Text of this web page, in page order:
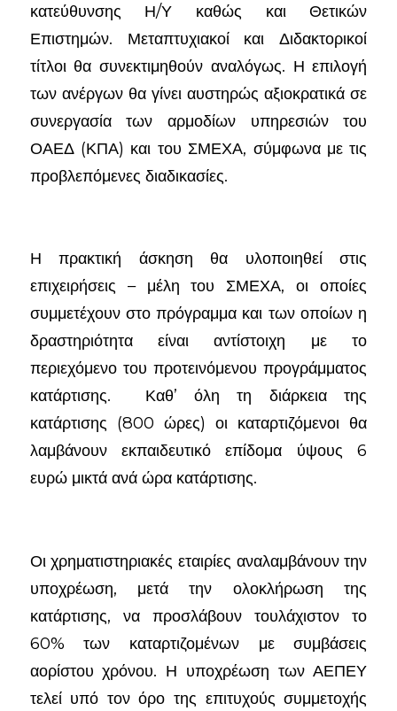
κατεύθυνσης Η/Υ καθώς και Θετικών
Επιστημών. Μεταπτυχιακοί και Διδακτορικοί
τίτλοι θα συνεκτιμηθούν αναλόγως. Η επιλογή
των ανέργων θα γίνει αυστηρώς αξιοκρατικά σε
συνεργασία των αρμοδίων υπηρεσιών του
ΟΑΕΔ (ΚΠΑ) και του ΣΜΕΧΑ, σύμφωνα με τις
προβλεπόμενες διαδικασίες.
Η πρακτική άσκηση θα υλοποιηθεί στις
επιχειρήσεις – μέλη του ΣΜΕΧΑ, οι οποίες
συμμετέχουν στο πρόγραμμα και των οποίων η
δραστηριότητα είναι αντίστοιχη με το
περιεχόμενο του προτεινόμενου προγράμματος
κατάρτισης. Καθ’ όλη τη διάρκεια της
κατάρτισης (800 ώρες) οι καταρτιζόμενοι θα
λαμβάνουν εκπαιδευτικό επίδομα ύψους 6
ευρώ μικτά ανά ώρα κατάρτισης.
Οι χρηματιστηριακές εταιρίες αναλαμβάνουν την
υποχρέωση, μετά την ολοκλήρωση της
κατάρτισης, να προσλάβουν τουλάχιστον το
60% των καταρτιζομένων με συμβάσεις
αορίστου χρόνου. Η υποχρέωση των ΑΕΠΕΥ
τελεί υπό τον όρο της επιτυχούς συμμετοχής